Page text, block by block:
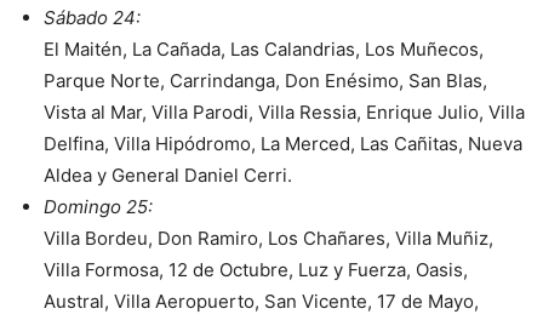
Sábado 24:
El Maitén, La Cañada, Las Calandrias, Los Muñecos,
Parque Norte, Carrindanga, Don Enésimo, San Blas,
Vista al Mar, Villa Parodi, Villa Ressia, Enrique Julio, Villa
Delfina, Villa Hipódromo, La Merced, Las Cañitas, Nueva
Aldea y General Daniel Cerri.
Domingo 25:
Villa Bordeu, Don Ramiro, Los Chañares, Villa Muñiz,
Villa Formosa, 12 de Octubre, Luz y Fuerza, Oasis,
Austral, Villa Aeropuerto, San Vicente, 17 de Mayo,